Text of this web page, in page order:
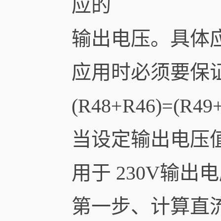
应的
输出电压。具体
应用时必须要保
当设定输出电压
用于 230V输出
第一步、计算直